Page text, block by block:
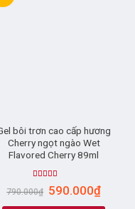
bôi trơn cao cấp hương
Cherry ngọt ngào Wet
Flavored Cherry 89ml
Rated4.33
out of 5
790.000₫ 590.000₫